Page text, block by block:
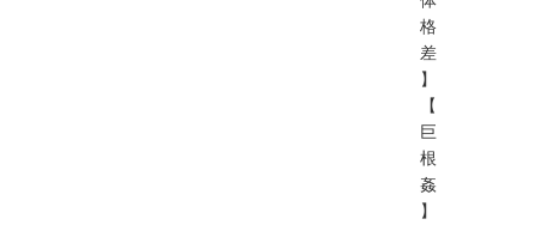
格
差
】
【
巨
根
姦
】